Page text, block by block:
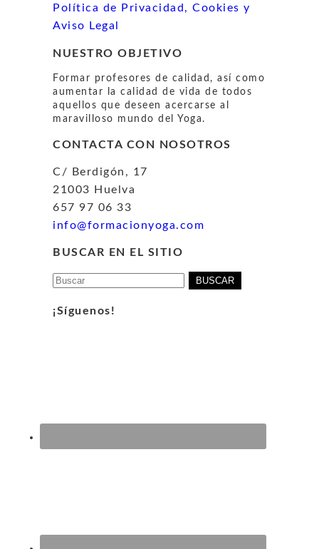
Política de Privacidad, Cookies y
Aviso Legal
NUESTRO OBJETIVO
Formar profesores de calidad, así como
aumentar la calidad de vida de todos
aquellos que deseen acercarse al
maravilloso mundo del Yoga.
CONTACTA CON NOSOTROS
C/ Berdigón, 17
21003 Huelva
657 97 06 33
info@formacionyoga.com
BUSCAR EN EL SITIO
Buscar:
¡Síguenos!